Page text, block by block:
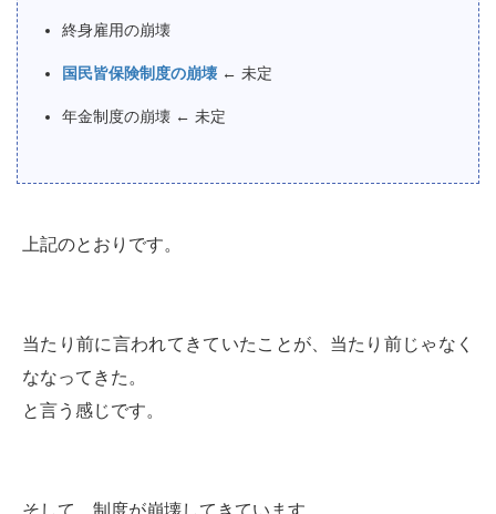
終身雇用の崩壊
国民皆保険制度の崩壊 ← 未定
年金制度の崩壊 ← 未定
上記のとおりです。
当たり前に言われてきていたことが、当たり前じゃなく
ななってきた。
と言う感じです。